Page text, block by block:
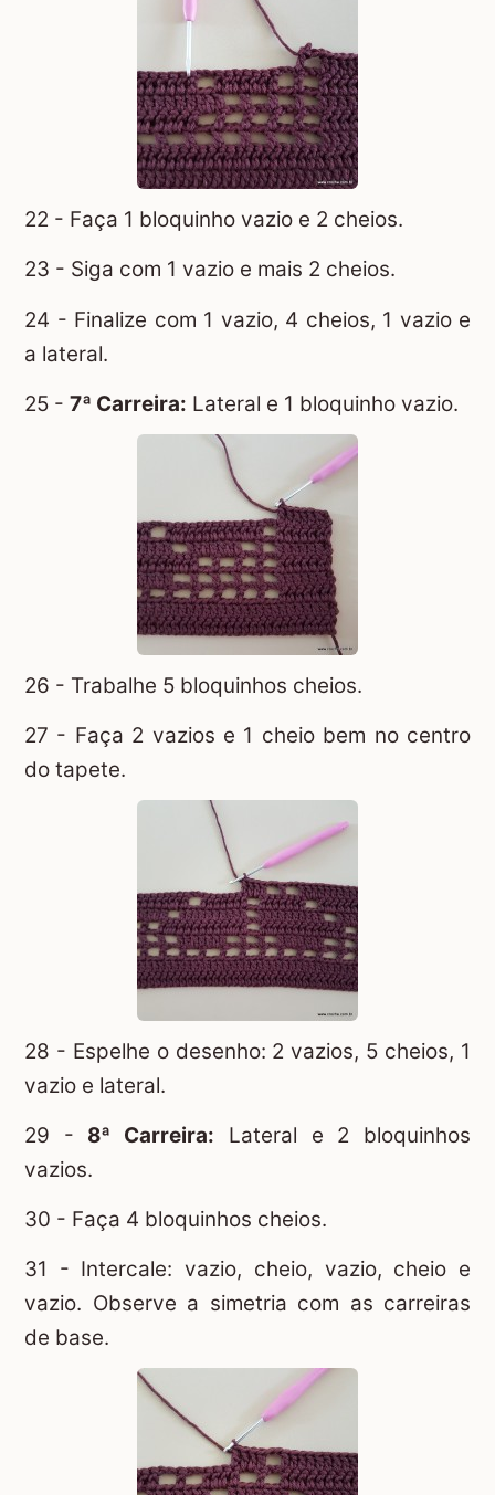
22 - Faça 1 bloquinho vazio e 2 cheios.
23 - Siga com 1 vazio e mais 2 cheios.
24 - Finalize com 1 vazio, 4 cheios, 1 vazio e
a lateral.
25 - 7ª Carreira: Lateral e 1 bloquinho vazio.
26 - Trabalhe 5 bloquinhos cheios.
27 - Faça 2 vazios e 1 cheio bem no centro
do tapete.
28 - Espelhe o desenho: 2 vazios, 5 cheios, 1
vazio e lateral.
29 - 8ª Carreira: Lateral e 2 bloquinhos
vazios.
30 - Faça 4 bloquinhos cheios.
31 - Intercale: vazio, cheio, vazio, cheio e
vazio. Observe a simetria com as carreiras
de base.